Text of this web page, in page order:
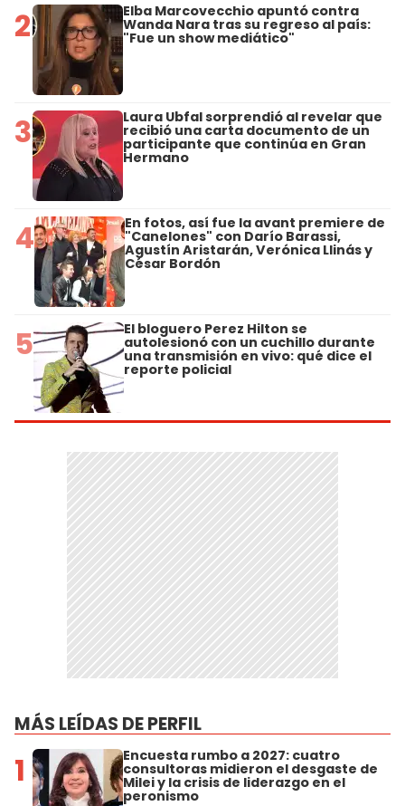
2 Elba Marcovecchio apuntó contra
Wanda Nara tras su regreso al país:
"Fue un show mediático"
3 Laura Ubfal sorprendió al revelar que
recibió una carta documento de un
participante que continúa en Gran
Hermano
4 En fotos, así fue la avant premiere de
"Canelones" con Darío Barassi,
Agustín Aristarán, Verónica Llinás y
César Bordón
5 El bloguero Perez Hilton se
autolesionó con un cuchillo durante
una transmisión en vivo: qué dice el
reporte policial
MÁS LEÍDAS DE PERFIL
1 Encuesta rumbo a 2027: cuatro
consultoras midieron el desgaste de
Milei y la crisis de liderazgo en el
peronismo